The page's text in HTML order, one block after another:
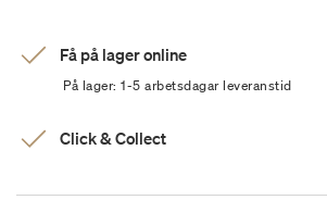
Få på lager online
På lager: 1-5 arbetsdagar leveranstid
Click & Collect